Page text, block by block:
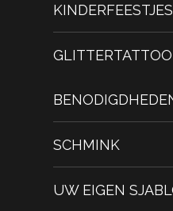
KINDERFEESTJES
GLITTERTATTOO
SCHMINK
UW EIGEN